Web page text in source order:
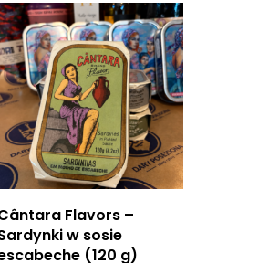
Dodaj do koszyka
Flavors –
w sosie
(120 g)